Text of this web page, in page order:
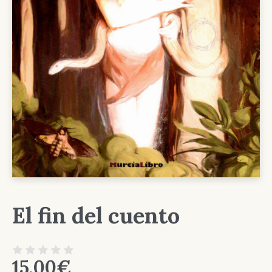
El fin del cuento
15,00€